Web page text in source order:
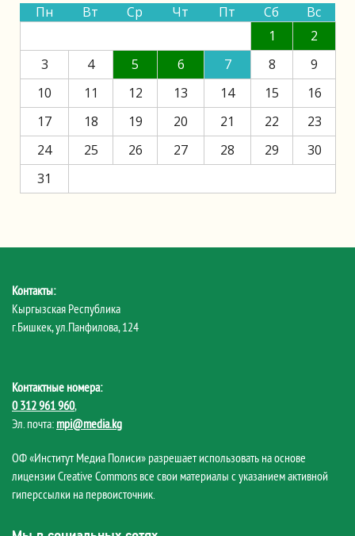
Пн Вт Ср Чт Пт Сб
Вс
1
2
3
4 5 6 7 8
9
10
11 12 13 14 15
16
17
18 19 20 21 22
23
24
25 26 27 28 29
30
31
Контакты:
Кыргызская Республика
г.Бишкек, ул.Панфилова, 124
Контактные номера:
0 312 961 960,
Эл. почта: mpi@media.kg
ОФ «Институт Медиа Полиси» разрешает использовать на основе
лицензии Creative Commons все свои материалы с указанием активной
гиперссылки на первоисточник.